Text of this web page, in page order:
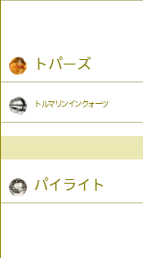
トパーズ
トルマリンインクォーツ
パイライト